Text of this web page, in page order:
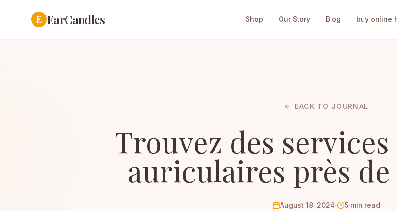
E EarCandles Shop Our Story Blog buy online
BACK TO JOURNAL
Trouvez des
auriculaires près de
August 18, 2024 5 min read